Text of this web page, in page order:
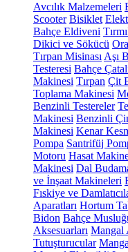
Avcılık Malzemeleri
Scooter Bisiklet
Bahçe Eldiveni
Dikici ve Sökücü
Tırpan Misinası Aşı
Testeresi Bahçe
Makinesi Tırpan Çit
Toplama Makinesi
Benzinli Testereler
Makinesi Benzinli
Makinesi Kenar
Pompa Santrifüj
Motoru Hasat
Makinesi Dal
ve İnşaat Makineleri
Fıskiye ve
Aparatları Hortum
Bidon Bahçe
Aksesuarları Mangal
Tutuşturucular